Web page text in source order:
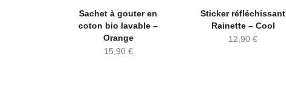
Sachet à gouter en
coton bio lavable –
Orange
15,90 €
Sticker réfléchissant
Rainette – Cool
12,90€